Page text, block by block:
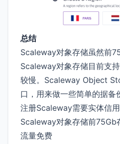
总结
Scaleway对象存储虽然前
Scaleway对象存储目前支
较慢。Scaleway Object
口，用来做一些简单的据备
注册Scaleway需要实体信
Scaleway对象存储前75Gb
流量免费